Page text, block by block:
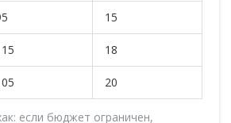
15
18
20
если бюджет ограничен,